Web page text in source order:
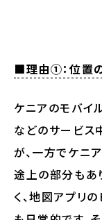
■理由①：位置
ケニアのモバイ
などのサービス
が、一方でケニ
途上の部分もあ
く、地図アプリ